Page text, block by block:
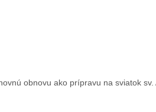
obnovu ako prípravu na sviatok